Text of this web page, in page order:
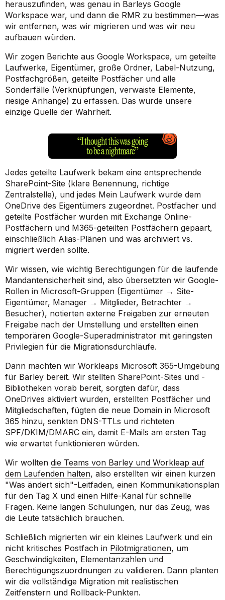
herauszufinden, was genau in Barleys Google
Workspace war, und dann die RMR zu bestimmen—was
wir entfernen, was wir migrieren und was wir neu
aufbauen würden.
Wir zogen Berichte aus Google Workspace, um geteilte
Laufwerke, Eigentümer, große Ordner, Label-Nutzung,
Postfachgrößen, geteilte Postfächer und alle
Sonderfälle (Verknüpfungen, verwaiste Elemente,
riesige Anhänge) zu erfassen. Das wurde unsere
einzige Quelle der Wahrheit.
Jedes geteilte Laufwerk bekam eine entsprechende
SharePoint-Site (klare Benennung, richtige
Zentralstelle), und jedes Mein Laufwerk wurde dem
OneDrive des Eigentümers zugeordnet. Postfächer und
geteilte Postfächer wurden mit Exchange Online-
Postfächern und M365-geteilten Postfächern gepaart,
einschließlich Alias-Plänen und was archiviert vs.
migriert werden sollte.
Wir wissen, wie wichtig Berechtigungen für die laufende
Mandantensicherheit sind, also übersetzten wir Google-
Rollen in Microsoft-Gruppen (Eigentümer → Site-
Eigentümer, Manager → Mitglieder, Betrachter →
Besucher), notierten externe Freigaben zur erneuten
Freigabe nach der Umstellung und erstellten einen
temporären Google-Superadministrator mit geringsten
Privilegien für die Migrationsdurchläufe.
Dann machten wir Workleaps Microsoft 365-Umgebung
für Barley bereit. Wir stellten SharePoint-Sites und -
Bibliotheken vorab bereit, sorgten dafür, dass
OneDrives aktiviert wurden, erstellten Postfächer und
Mitgliedschaften, fügten die neue Domain in Microsoft
365 hinzu, senkten DNS-TTLs und richteten
SPF/DKIM/DMARC ein, damit E-Mails am ersten Tag
wie erwartet funktionieren würden.
Wir wollten die Teams von Barley und Workleap auf
dem Laufenden halten, also erstellten wir einen kurzen
"Was ändert sich"-Leitfaden, einen Kommunikationsplan
für den Tag X und einen Hilfe-Kanal für schnelle
Fragen. Keine langen Schulungen, nur das Zeug, was
die Leute tatsächlich brauchen.
Schließlich migrierten wir ein kleines Laufwerk und ein
nicht kritisches Postfach in Pilotmigrationen, um
Geschwindigkeiten, Elementanzahlen und
Berechtigungszuordnungen zu validieren. Dann planten
wir die vollständige Migration mit realistischen
Zeitfenstern und Rollback-Punkten.